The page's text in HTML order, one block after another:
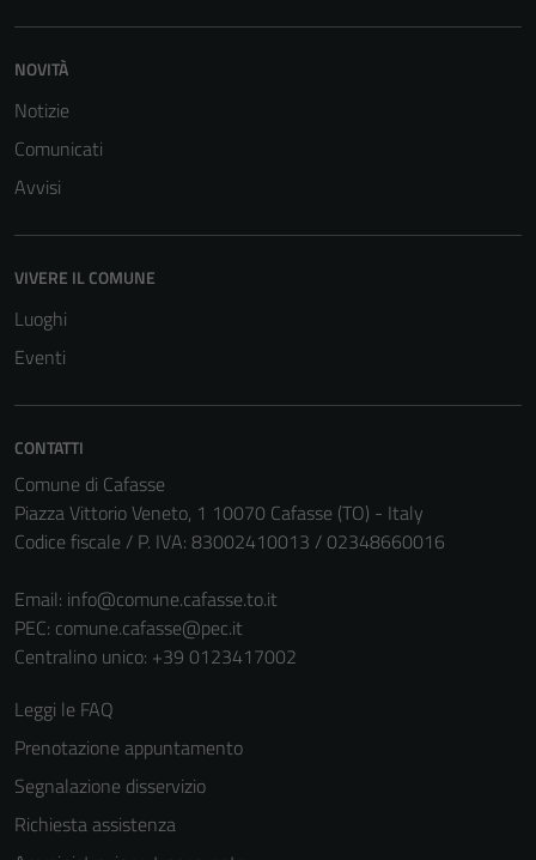
NOVITÀ
Notizie
Comunicati
Avvisi
VIVERE IL COMUNE
Luoghi
Eventi
CONTATTI
Comune di Cafasse
Piazza Vittorio Veneto, 1 10070 Cafasse (TO) - Italy
Codice fiscale / P. IVA: 83002410013 / 02348660016
Email: info@comune.cafasse.to.it
PEC: comune.cafasse@pec.it
Centralino unico: +39 0123417002
Leggi le FAQ
Prenotazione appuntamento
Segnalazione disservizio
Richiesta assistenza